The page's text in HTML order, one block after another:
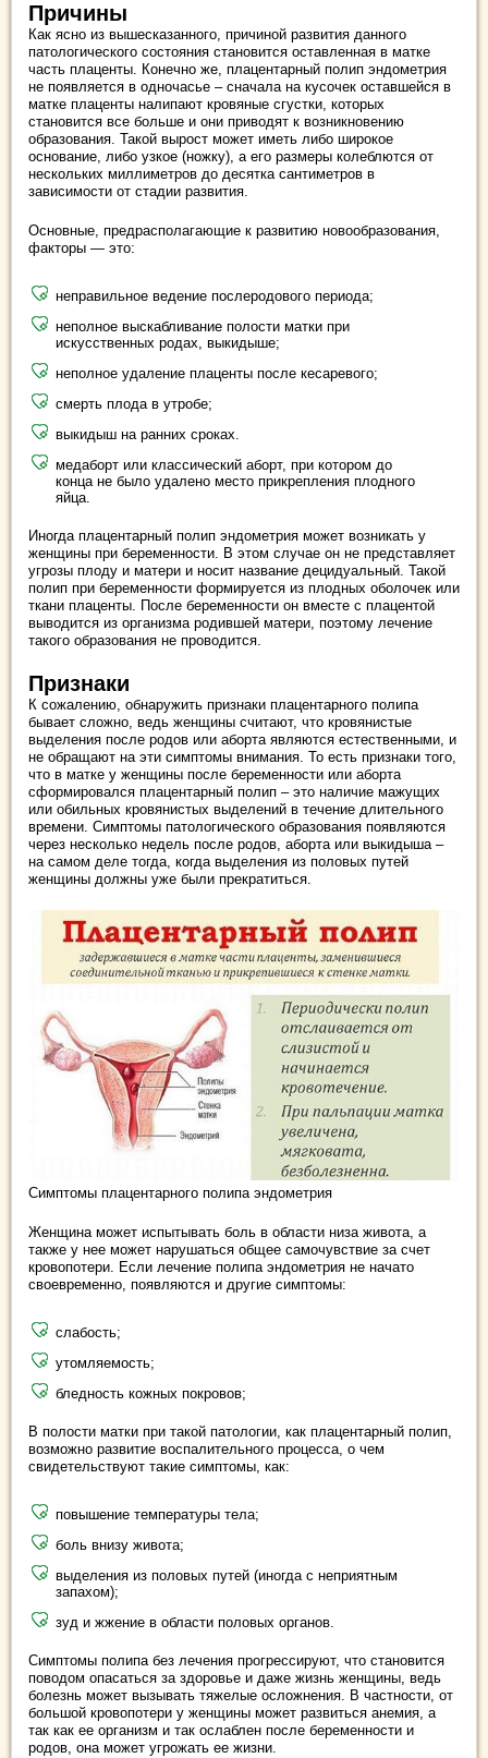
Причины
Как ясно из вышесказанного, причиной развития данного
патологического состояния становится оставленная в матке
часть плаценты. Конечно же, плацентарный полип эндометрия
не появляется в одночасье – сначала на кусочек оставшейся в
матке плаценты налипают кровяные сгустки, которых
становится все больше и они приводят к возникновению
образования. Такой вырост может иметь либо широкое
основание, либо узкое (ножку), а его размеры колеблются от
нескольких миллиметров до десятка сантиметров в
зависимости от стадии развития.
Основные, предрасполагающие к развитию новообразования,
факторы — это:
неправильное ведение послеродового периода;
неполное выскабливание полости матки при
искусственных родах, выкидыше;
неполное удаление плаценты после кесаревого;
смерть плода в утробе;
выкидыш на ранних сроках.
медаборт или классический аборт, при котором до
конца не было удалено место прикрепления плодного
яйца.
Иногда плацентарный полип эндометрия может возникать у
женщины при беременности. В этом случае он не представляет
угрозы плоду и матери и носит название децидуальный. Такой
полип при беременности формируется из плодных оболочек или
ткани плаценты. После беременности он вместе с плацентой
выводится из организма родившей матери, поэтому лечение
такого образования не проводится.
Признаки
К сожалению, обнаружить признаки плацентарного полипа
бывает сложно, ведь женщины считают, что кровянистые
выделения после родов или аборта являются естественными, и
не обращают на эти симптомы внимания. То есть признаки того,
что в матке у женщины после беременности или аборта
сформировался плацентарный полип – это наличие мажущих
или обильных кровянистых выделений в течение длительного
времени. Симптомы патологического образования появляются
через несколько недель после родов, аборта или выкидыша –
на самом деле тогда, когда выделения из половых путей
женщины должны уже были прекратиться.
Симптомы плацентарного полипа эндометрия
Женщина может испытывать боль в области низа живота, а
также у нее может нарушаться общее самочувствие за счет
кровопотери. Если лечение полипа эндометрия не начато
своевременно, появляются и другие симптомы:
слабость;
утомляемость;
бледность кожных покровов;
В полости матки при такой патологии, как плацентарный полип,
возможно развитие воспалительного процесса, о чем
свидетельствуют такие симптомы, как:
повышение температуры тела;
боль внизу живота;
выделения из половых путей (иногда с неприятным
запахом);
зуд и жжение в области половых органов.
Симптомы полипа без лечения прогрессируют, что становится
поводом опасаться за здоровье и даже жизнь женщины, ведь
болезнь может вызывать тяжелые осложнения. В частности, от
большой кровопотери у женщины может развиться анемия, а
так как ее организм и так ослаблен после беременности и
родов, она может угрожать ее жизни.